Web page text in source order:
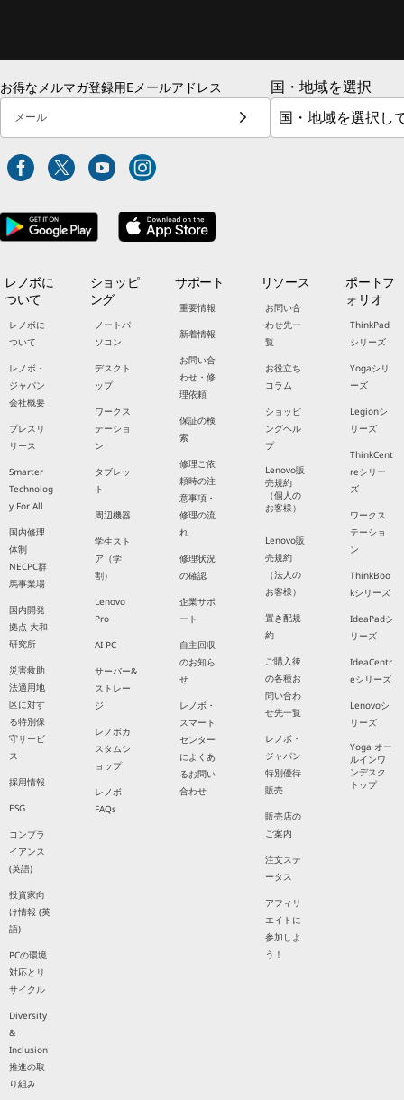
お得なメルマガ登録用Eメールアドレス
メール
国・地域を選択
レノボに
ついて
レノボに
ついて
レノボ・
ジャパン
会社概要
プレスリ
リース
Smarter
Technolog
y For All
国内修理
体制
NECPC群
馬事業場
国内開発
拠点 大和
研究所
災害救助
法適用地
区に対す
る特別保
守サービ
ス
採用情報
ESG
コンプラ
イアンス
(英語)
投資家向
け情報 (英
語)
PCの環境
対応とリ
サイクル
Diversity
&
Inclusion
推進の取
り組み
ショッピ
ング
ノートパ
ソコン
デスクト
ップ
ワークス
テーショ
ン
タブレッ
ト
周辺機器
学生スト
ア（学
割）
Lenovo
Pro
AI PC
サーバー&
ストレー
ジ
レノボカ
スタムシ
ョップ
レノボ
FAQs
サポート
重要情報
新着情報
お問い合
わせ・修
理依頼
保証の検
索
修理ご依
頼時の注
意事項・
修理の流
れ
修理状況
の確認
企業サポ
ート
自主回収
のお知ら
せ
レノボ・
スマート
センター
によくあ
るお問い
合わせ
リソース
お問い合
わせ先一
覧
お役立ち
コラム
ショッピ
ングヘル
プ
Lenovo販
売規約
（個人の
お客様）
Lenovo販
売規約
（法人の
お客様）
置き配規
約
ご購入後
の各種お
問い合わ
せ先一覧
レノボ・
ジャパン
特別優待
販売
販売店の
ご案内
注文ステ
ータス
アフィリ
エイトに
参加しよ
う！
ポートフ
ォリオ
ThinkPad
シリーズ
Yogaシリ
ーズ
Legionシ
リーズ
ThinkCent
reシリー
ズ
ワークス
テーショ
ン
ThinkBoo
kシリーズ
IdeaPadシ
リーズ
IdeaCentr
eシリーズ
Lenovoシ
リーズ
Yoga オー
ルインワ
ンデスク
トップ